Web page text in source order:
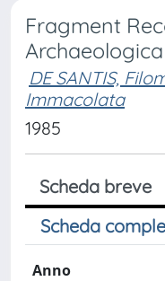
Fragment
DE SANTIS,
Immacolata
1985
Scheda breve
Scheda
Anno